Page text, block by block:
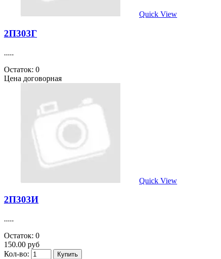
Quick View
2П303Г
.....
Остаток: 0
Цена договорная
Quick View
2П303И
.....
Остаток: 0
150.00 руб
Кол-во: